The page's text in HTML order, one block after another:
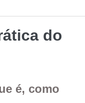
do
é, como